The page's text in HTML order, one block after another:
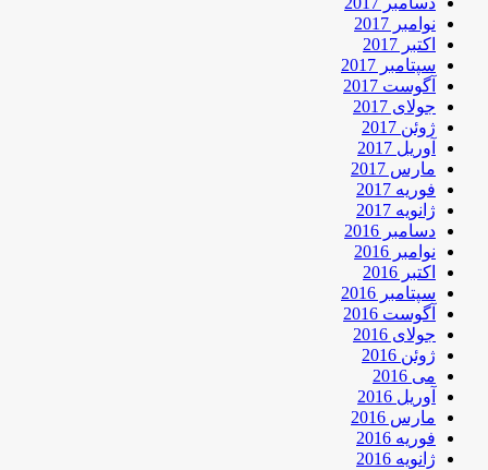
نوامبر 2017
اکتبر 2017
سپتامبر 2017
آگوست 2017
جولای 2017
ژوئن 2017
آوریل 2017
مارس 2017
فوریه 2017
ژانویه 2017
دسامبر 2016
نوامبر 2016
اکتبر 2016
سپتامبر 2016
آگوست 2016
جولای 2016
ژوئن 2016
می 2016
آوریل 2016
مارس 2016
فوریه 2016
ژانویه 2016